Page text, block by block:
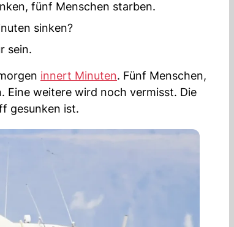
fünf Menschen starben.
sinken?
sein.
innert Minuten. Fünf Menschen,
Eine weitere wird noch vermisst. Die
gesunken ist.